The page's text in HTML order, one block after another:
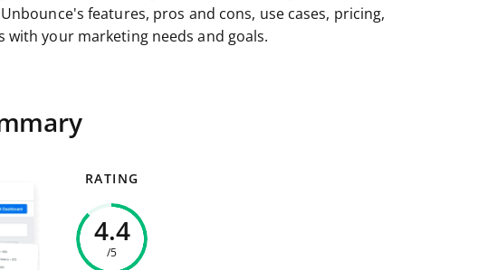
features, pros and cons, use cases, pricing,
with your marketing needs and goals.
RATING
4.4
/5